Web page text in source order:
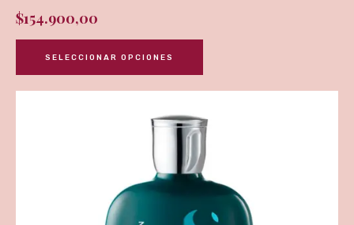
$154.900,00
SELECCIONAR OPCIONES